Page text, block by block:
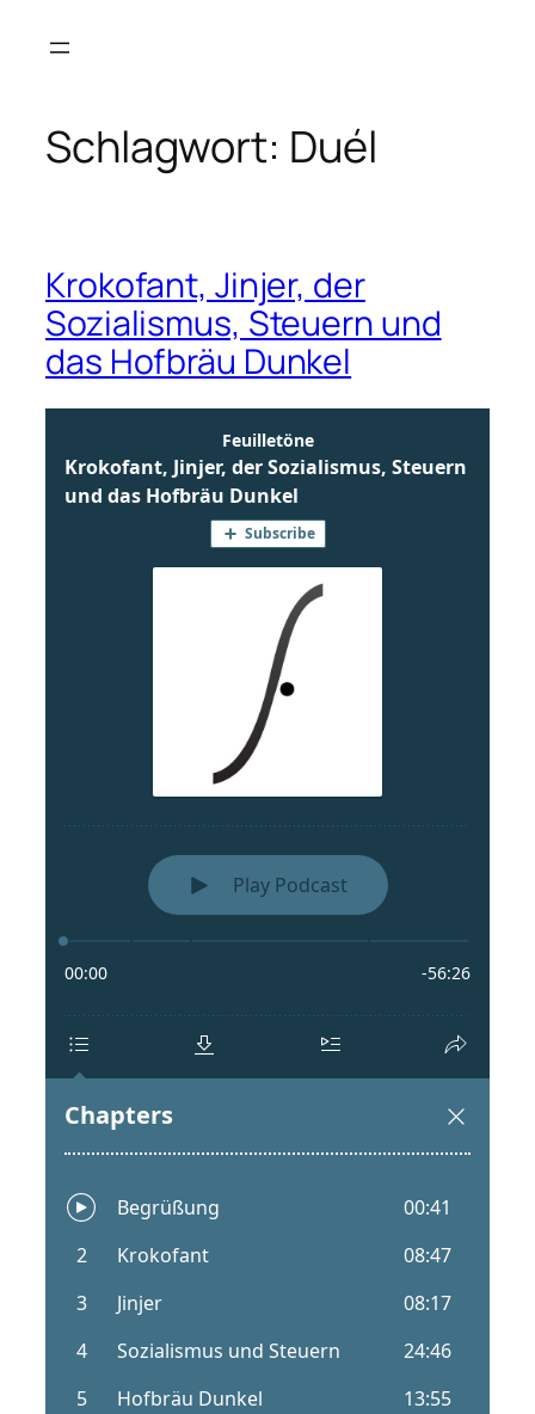
Inhalt
Schlagwort: Duél
Krokofant, Jinjer, der
Sozialismus, Steuern und
das Hofbräu Dunkel